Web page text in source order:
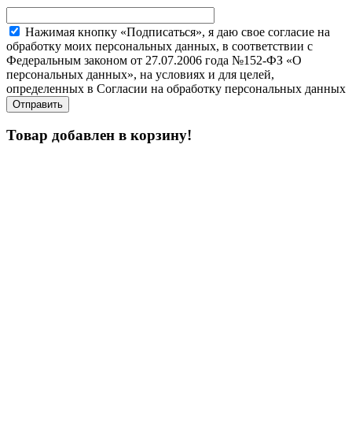
Нажимая кнопку «Подписаться», я даю свое согласие на
обработку моих персональных данных, в соответствии с
Федеральным законом от 27.07.2006 года №152-ФЗ «О
персональных данных», на условиях и для целей,
определенных в Согласии на обработку персональных данных
Товар добавлен в корзину!